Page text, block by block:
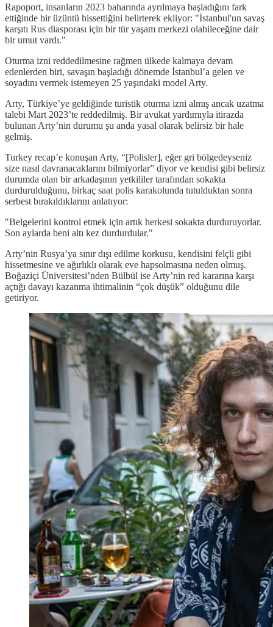
Rapoport, insanların 2023 baharında ayrılmaya başladığını fark
ettiğinde bir üzüntü hissettiğini belirterek ekliyor: "İstanbul'un savaş
karşıtı Rus diasporası için bir tür yaşam merkezi olabileceğine dair
bir umut vardı."
Oturma izni reddedilmesine rağmen ülkede kalmaya devam
edenlerden biri, savaşın başladığı dönemde İstanbul’a gelen ve
soyadını vermek istemeyen 25 yaşındaki model Arty.
Arty, Türkiye’ye geldiğinde turistik oturma izni almış ancak uzatma
talebi Mart 2023’te reddedilmiş. Bir avukat yardımıyla itirazda
bulunan Arty’nin durumu şu anda yasal olarak belirsiz bir hale
gelmiş.
Turkey recap’e konuşan Arty, “[Polisler], eğer gri bölgedeyseniz
size nasıl davranacaklarını bilmiyorlar” diyor ve kendisi gibi belirsiz
durumda olan bir arkadaşının yetkililer tarafından sokakta
durdurulduğunu, birkaç saat polis karakolunda tutulduktan sonra
serbest bırakıldıklarını anlatıyor:
"Belgelerini kontrol etmek için artık herkesi sokakta durduruyorlar.
Son aylarda beni altı kez durdurdular."
Arty’nin Rusya’ya sınır dışı edilme korkusu, kendisini felçli gibi
hissetmesine ve ağırlıklı olarak eve hapsolmasına neden olmuş.
Boğaziçi Üniversitesi’nden Bülbül ise Arty’nin red kararına karşı
açtığı davayı kazanma ihtimalinin “çok düşük” olduğunu dile
getiriyor.